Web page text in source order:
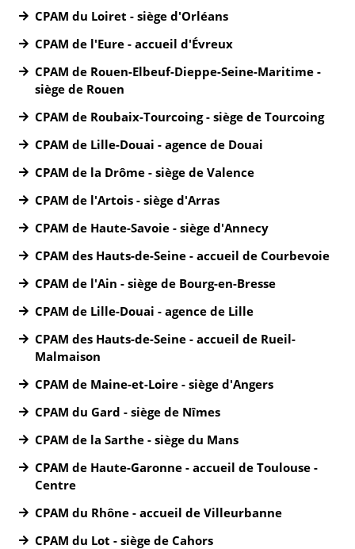
CPAM du Loiret - siège d'Orléans
CPAM de l'Eure - accueil d'Évreux
CPAM de Rouen-Elbeuf-Dieppe-Seine-Maritime -
siège de Rouen
CPAM de Roubaix-Tourcoing - siège de Tourcoing
CPAM de Lille-Douai - agence de Douai
CPAM de la Drôme - siège de Valence
CPAM de l'Artois - siège d'Arras
CPAM de Haute-Savoie - siège d'Annecy
CPAM des Hauts-de-Seine - accueil de Courbevoie
CPAM de l'Ain - siège de Bourg-en-Bresse
CPAM de Lille-Douai - agence de Lille
CPAM des Hauts-de-Seine - accueil de Rueil-
Malmaison
CPAM de Maine-et-Loire - siège d'Angers
CPAM du Gard - siège de Nîmes
CPAM de la Sarthe - siège du Mans
CPAM de Haute-Garonne - accueil de Toulouse -
Centre
CPAM du Rhône - accueil de Villeurbanne
CPAM du Lot - siège de Cahors